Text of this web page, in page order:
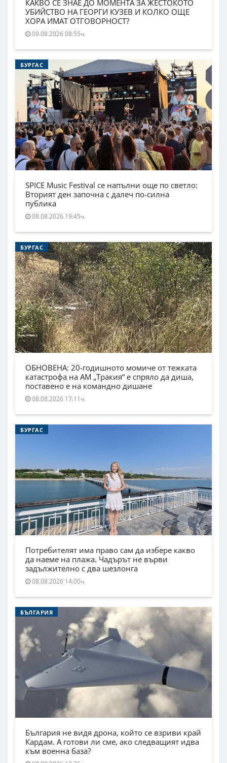
КАКВО СЕ ЗНАЕ ДО МОМЕНТА ЗА ЖЕСТОКОТО
УБИЙСТВО НА ГЕОРГИ КУЗЕВ И КОЛКО ОЩЕ
ХОРА ИМАТ ОТГОВОРНОСТ?
09.08.2026 08:55ч.
БУРГАС
SPICE Music Festival се напълни още по светло:
Вторият ден започна с далеч по-силна
публика
08.08.2026 19:45ч.
БУРГАС
ОБНОВЕНА: 20-годишното момиче от тежката
катастрофа на АМ „Тракия“ е спряло да диша,
поставено е на командно дишане
08.08.2026 17:11ч.
БУРГАС
Потребителят има право сам да избере какво
да наеме на плажа. Чадърът не върви
задължително с два шезлонга
08.08.2026 14:00ч.
БЪЛГАРИЯ
България не видя дрона, който се взриви край
Кардам. А готови ли сме, ако следващият идва
към военна база?